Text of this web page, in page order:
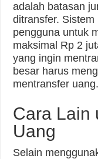
adalah batasan
ditransfer.
pengguna untuk
maksimal Rp 2
yang ingin
besar harus
mentransfer uang.
Cara Lain
Uang
Selain